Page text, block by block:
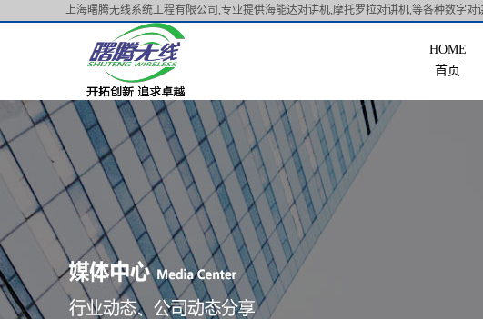
上海曙腾无线系统工程有限公司,专业提供海能达对讲机,摩托罗拉对讲机,等各种数字对
首页